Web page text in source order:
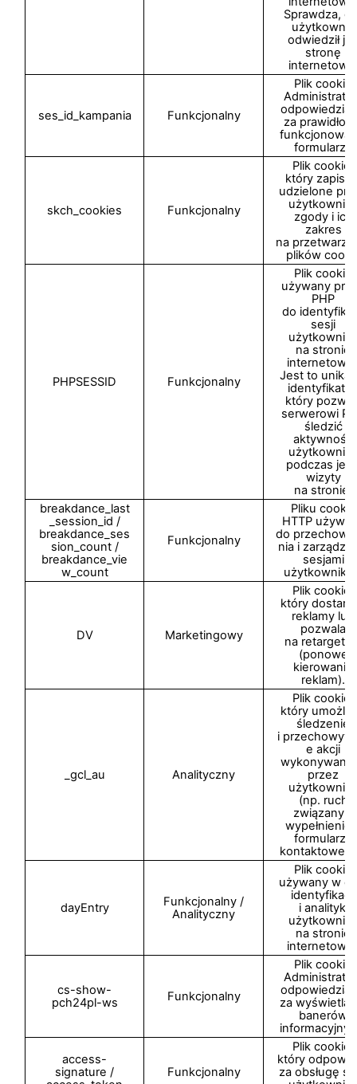
Sprawdza,
użytkownik
odwiedził
stronę
internetową.
ses_id_kampania Funkcjonalny
Plik cookie
za
formularzy
skch_cookies Funkcjonalny
Plik cookie,
który
udzielone
użytkownika
zgody i ich
zakres
na
plików
PHPSESSID Funkcjonalny
Plik cookie
używany
PHP
do
sesji
użytkownika
na stronie
Jest to
który
serwerowi
śledzić
aktywność
użytkownika
podczas
wizyty
na stronie.
breakdance_last
_session_id /
breakdance_ses
sion_count /
breakdance_vie
w_count
Funkcjonalny
Pliku cookie
HTTP
do
nia i
sesjami
DV Marketingowy
Plik cookie,
który
reklamy lub
pozwala
na
(ponowe
kierowanie
reklam).
_gcl_au Analityczny
Plik cookie,
który
śledzenie
i
e akcji
przez
użytkownika
(np. ruch
związany z
formularza
dayEntry
Funkcjonalny /
Analityczny
Plik cookie
używany w
identyfikacji
i analityki
użytkownika
na stronie
cs-show-
pch24pl-ws
Funkcjonalny
Plik cookie
za
banerów
access-
signature /
Funkcjonalny
Plik cookie,
który
za obsługę